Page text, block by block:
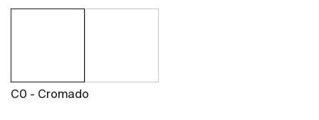
C0 - Cromado